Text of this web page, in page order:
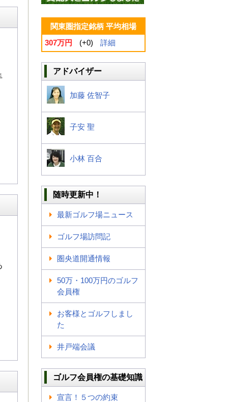
関東圏指定銘柄 平均相場
307万円
(+0) 詳細
アドバイザー
加藤 佐智子
子安 聖
小林 百合
随時更新中！
最新ゴルフ場ニュース
ゴルフ場訪問記
圏央道開通情報
50万・100万円のゴルフ
会員権
お客様とゴルフしまし
た
井戸端会議
ゴルフ会員権の基礎知識
宣言！５つの約束